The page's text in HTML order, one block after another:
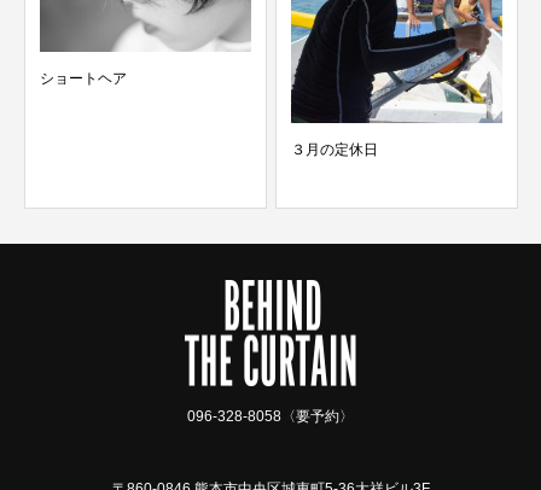
ショートヘア
３月の定休日
096-328-8058〈要予約〉